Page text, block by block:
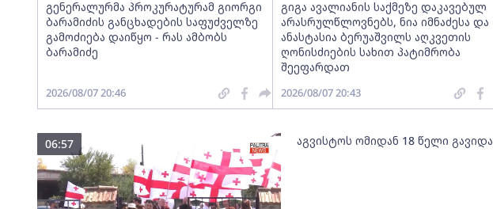
გენერალურმა პროკურატურამ გიორგი
ბარამიძის განცხადების საფუძველზე
გამოძიება დაიწყო - რას ამბობს
ბარამიძე
2026/08/07 20:46
გიგა ავალიანის საქმეზე დაკავებულ
არასრულწლოვნებს, ნია იმნაძესა და
ანასტასია ბერუაშვილს აღკვეთის
ღონისძიების სახით პატიმრობა
შეეფარდათ
2026/08/07 20:43
აგვისტოს ომიდან 18 წელი გავიდა
06:57